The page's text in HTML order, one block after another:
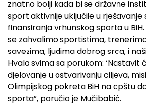
znatno bolji kada bi se državne
sport aktivnije uključile u rješavanje
finansiranja vrhunskog sporta u
se zahvalimo sportistima,
savezima, ljudima dobrog srca, i
Hvala svima sa porukom:
djelovanje u ostvarivanju ciljeva,
Olimpijskog pokreta BiH na opštu
sporta”, poručio je Mučibabić.